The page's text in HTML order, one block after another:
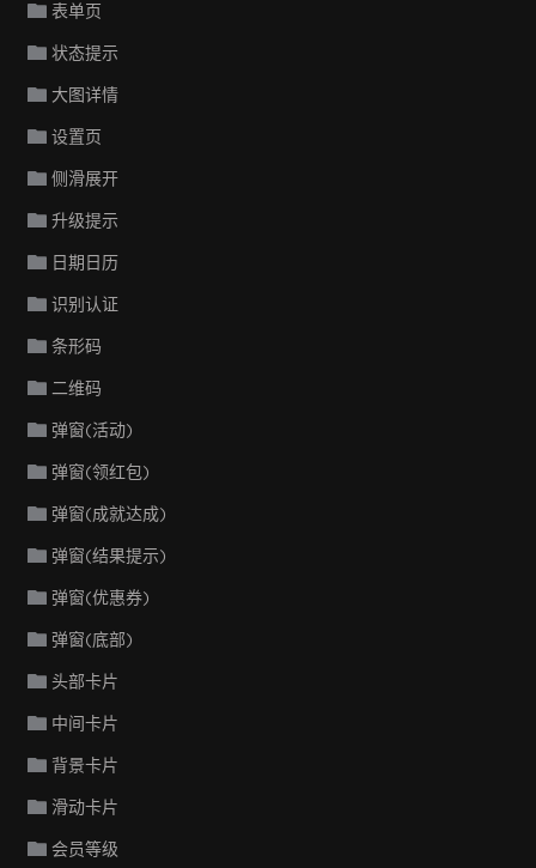
表单页
状态提示
大图详情
设置页
侧滑展开
升级提示
日期日历
识别认证
条形码
二维码
弹窗(活动)
弹窗(领红包)
弹窗(成就达成)
弹窗(结果提示)
弹窗(优惠券)
弹窗(底部)
头部卡片
中间卡片
背景卡片
滑动卡片
会员等级